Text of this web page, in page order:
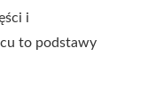
i
to podstawy